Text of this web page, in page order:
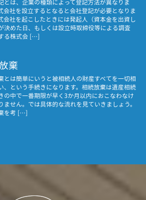
とは、企業の種類によって登記方法が異なりま
会社を設立するとなると会社登記が必要となりま
会社を起こしたときには発起人（資本金を出資し
決めた日、もしくは設立時取締役等による調査
る株式会 […]
棄
とは簡単にいうと被相続人の財産すべてを一切相
、という手続きになります。相続放棄は遺産相続
の中で一番期限が早く3か月以内におこなわなけ
ません。では具体的な流れを見ていきましょう。
を考 […]